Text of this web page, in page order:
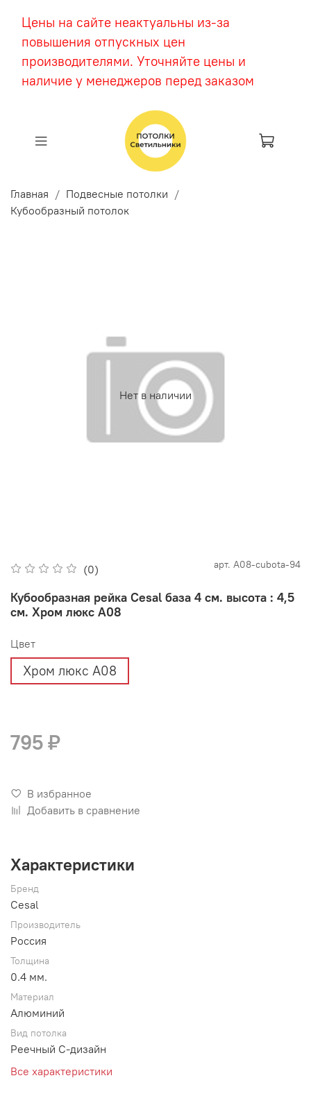
Цены на сайте неактуальны из-за
повышения отпускных цен
производителями. Уточняйте цены и
наличие у менеджеров перед заказом
Главная
Подвесные потолки
Кубообразный потолок
Нет в наличии
(0) арт. А08-cubota-94
Кубообразная рейка Cesal база 4 см. высота : 4,5
см. Хром люкс А08
Цвет
Хром люкс А08
795 ₽
В избранное
Добавить в сравнение
Характеристики
Бренд
Cesal
Производитель
Россия
Толщина
0.4 мм.
Материал
Алюминий
Вид потолка
Реечный С-дизайн
Все характеристики